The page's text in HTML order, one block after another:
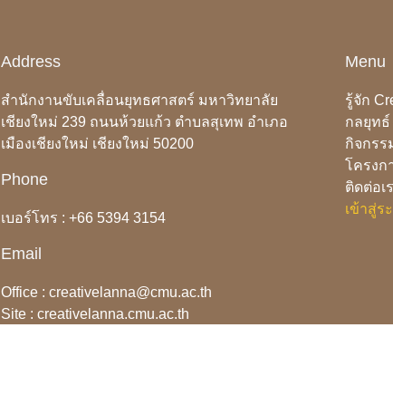
Address
สำนักงานขับเคลื่อนยุทธศาสตร์ มหาวิทยาลัย
เชียงใหม่ 239 ถนนห้วยแก้ว ตำบลสุเทพ อำเภอ
เมืองเชียงใหม่ เชียงใหม่ 50200
Phone
เบอร์โทร : +66 5394 3154
Email
Office : creativelanna@cmu.ac.th
Site : creativelanna.cmu.ac.th
Menu
รู้จัก
กลยุทธ์
กิจกรร
โครงก
ติดต่อเ
เข้าสู่ร